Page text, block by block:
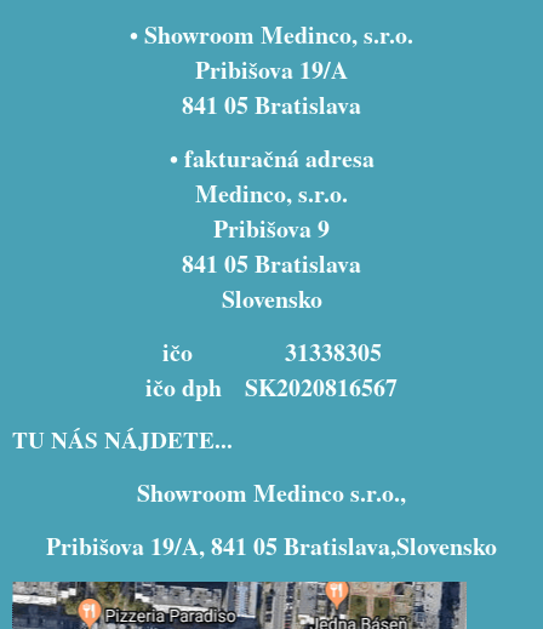
• Showroom Medinco, s.r.o.
Pribišova 19/A
841 05 Bratislava
• fakturačná adresa
Medinco, s.r.o.
Pribišova 9
841 05 Bratislava
Slovensko
ičo 31338305
ičo dph SK2020816567
TU NÁS NÁJDETE...
Showroom Medinco s.r.o.,
Pribišova 19/A, 841 05 Bratislava,Slovensko